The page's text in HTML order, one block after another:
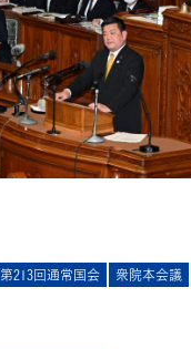
第213回通常国会 衆院本会議